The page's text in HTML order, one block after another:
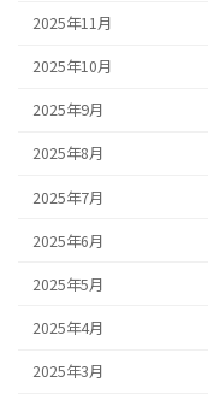
2025年11月
2025年10月
2025年9月
2025年8月
2025年7月
2025年6月
2025年5月
2025年4月
2025年3月